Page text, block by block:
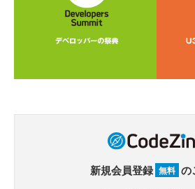
新規会員登録 無料 の